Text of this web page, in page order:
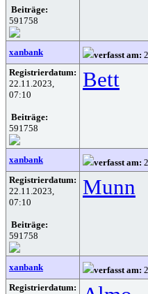
Beiträge:
591758
xanbank verfasst am:
Registrierdatum:
22.11.2023,
07:10
Beiträge:
591758
Bett
xanbank verfasst am:
Registrierdatum:
22.11.2023,
07:10
Beiträge:
591758
Munn
xanbank verfasst am:
Registrierdatum: